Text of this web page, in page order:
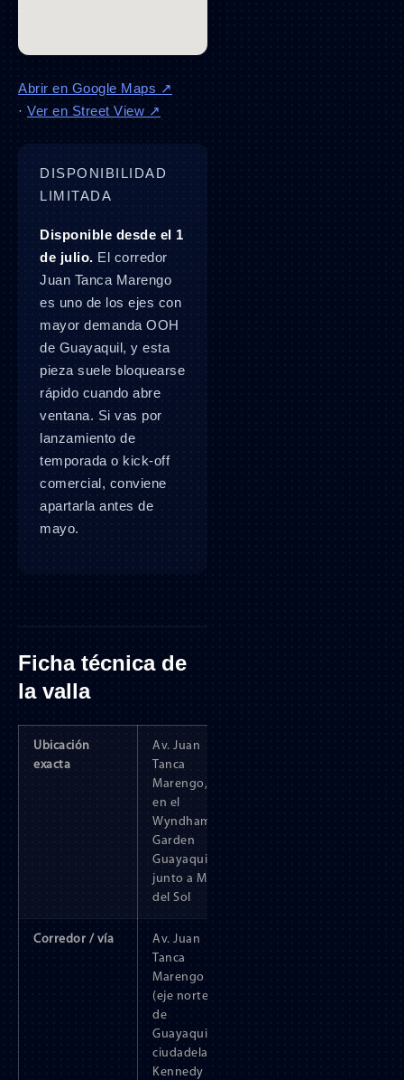
Abrir en Google Maps ↗
· Ver en Street View ↗
DISPONIBILIDAD
LIMITADA
Disponible desde el 1
de julio. El corredor
Juan Tanca Marengo
es uno de los ejes con
mayor demanda OOH
de Guayaquil, y esta
pieza suele bloquearse
rápido cuando abre
ventana. Si vas por
lanzamiento de
temporada o kick-off
comercial, conviene
apartarla antes de
mayo.
Ficha técnica de
la valla
Ubicación
exacta
Av. Juan
Tanca
Marengo,
en el
Wyndham
Garden
Guayaquil,
junto a Mall
del Sol
Corredor / vía
Av. Juan
Tanca
Marengo
(eje norte
de
Guayaquil),
ciudadela
Kennedy